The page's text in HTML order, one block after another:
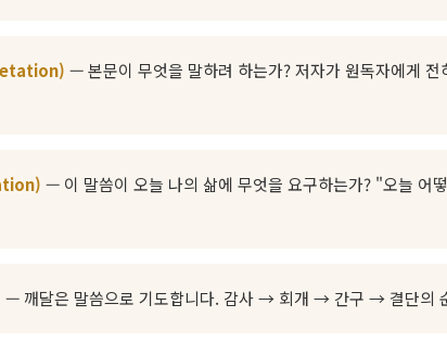
— 본문이 무엇을 말하려 하는가? 저자가 원독자에게 전
— 이 말씀이 오늘 나의 삶에 무엇을 요구하는가? "오늘 어
— 깨달은 말씀으로 기도합니다. 감사 → 회개 → 간구 → 결단의